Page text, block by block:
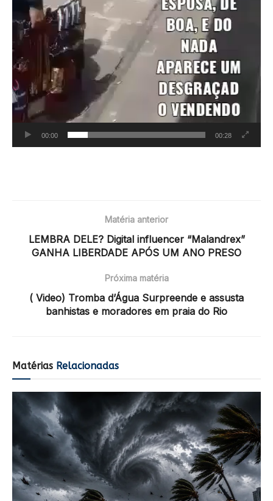
00:00 00:28
Matéria anterior
LEMBRA DELE? Digital influencer “Malandrex”
GANHA LIBERDADE APÓS UM ANO PRESO
Próxima matéria
( Video) Tromba d’Água Surpreende e assusta
banhistas e moradores em praia do Rio
Matérias Relacionadas